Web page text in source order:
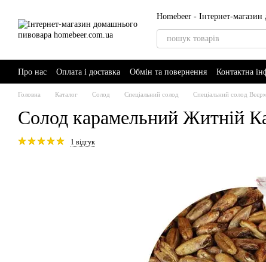
Homebeer - Інтернет-
Про нас Оплата і доставка Обмін та повернення Контактна
AI-Brewer - розумний помічник пивовара
Головна Каталог Солод Спеціальний солод Спеціальний солод
Солод карамельний Житній
1 відгук